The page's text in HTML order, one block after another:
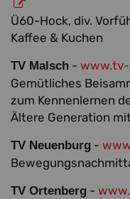
Ü60-Hock, div.
Kaffee & Kuchen
TV Malsch - www.tv-
Gemütliches
zum Kennenlernen
Ältere Generation
TV Neuenburg -
TV Ortenberg -